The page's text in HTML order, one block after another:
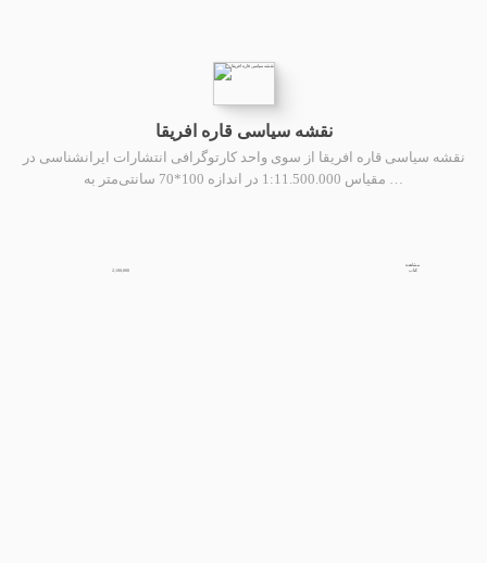
نقشه سیاسی قاره افریقا
نقشه سیاسی قاره افریقا از سوی واحد کارتوگرافی انتشارات ایرانشناسی در
مقیاس 1:11.500.000 در اندازه 100*70 سانتی‌متر به …
2,100,000
مشاهده
کتاب